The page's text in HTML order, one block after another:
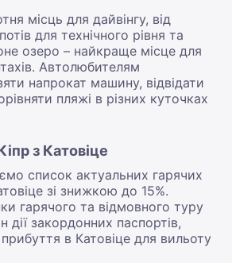
місць для дайвінгу, від
для технічного рівня та
озеро – найкраще місце для
Автолюбителям
напрокат машину, відвідати
пляжі в різних куточках
з Катовіце
список актуальних гарячих
зі знижкою до 15%.
гарячого та відмовного туру
дії закордонних паспортів,
в Катовіце для вильоту